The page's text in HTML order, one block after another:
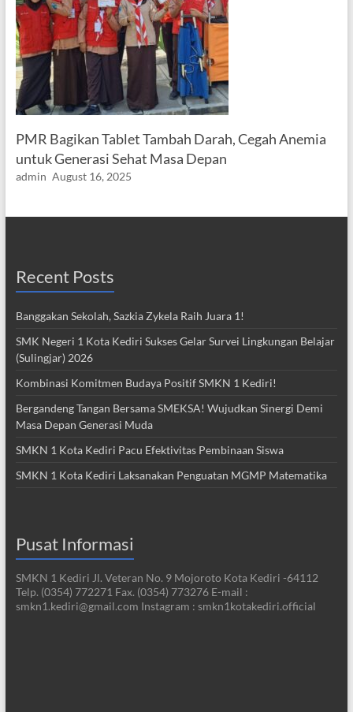
PMR Bagikan Tablet Tambah Darah, Cegah Anemia
untuk Generasi Sehat Masa Depan
admin August 16, 2025
Recent Posts
Banggakan Sekolah, Sazkia Zykela Raih Juara 1!
SMK Negeri 1 Kota Kediri Sukses Gelar Survei Lingkungan Belajar
(Sulingjar) 2026
Kombinasi Komitmen Budaya Positif SMKN 1 Kediri!
Bergandeng Tangan Bersama SMEKSA! Wujudkan Sinergi Demi
Masa Depan Generasi Muda
SMKN 1 Kota Kediri Pacu Efektivitas Pembinaan Siswa
SMKN 1 Kota Kediri Laksanakan Penguatan MGMP Matematika
Pusat Informasi
SMKN 1 Kediri Jl. Veteran No. 9 Mojoroto Kota Kediri -64112
Telp. (0354) 772271 Fax. (0354) 773276 E-mail :
smkn1.kediri@gmail.com Instagram : smkn1kotakediri.official